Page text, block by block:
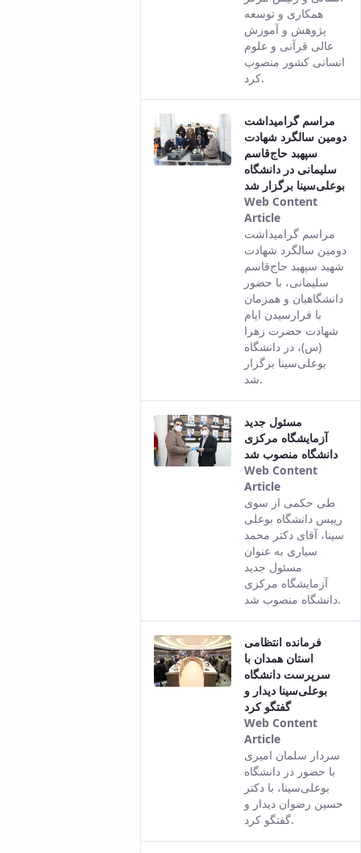
همکاری و توسعه
پژوهش و آموزش
عالی قرآنی و علوم
انسانی کشور منصوب
کرد.
مراسم گرامیداشت
دومین سالگرد شهادت
سپهبد حاج‌قاسم
سلیمانی در دانشگاه
بوعلی‌سینا برگزار شد
Web Content
Article
This result
comes from
the Persian
version of
this content.
مراسم گرامیداشت
دومین سالگرد شهادت
شهید سپهبد حاج‌قاسم
سلیمانی، با حضور
دانشگاهیان و همزمان
با فرارسیدن ایام
شهادت حضرت زهرا
(س)، در دانشگاه
بوعلی‌سینا برگزار
شد.
مسئول جدید
آزمایشگاه مرکزی
دانشگاه منصوب شد
Web Content
Article
This result
comes from
the Persian
version of
this content.
طی حکمی از سوی
رییس دانشگاه بوعلی
سینا، آقای دکتر محمد
سیاری به عنوان
مسئول جدید
آزمایشگاه مرکزی
دانشگاه منصوب شد.
فرمانده انتظامی
استان همدان با
سرپرست دانشگاه
بوعلی‌سینا دیدار و
گفتگو کرد
Web Content
Article
This result
comes from
the Persian
version of
this content.
سردار سلمان امیری
با حضور در دانشگاه
بوعلی‌سینا، با دکتر
حسین رضوان دیدار و
گفتگو کرد.